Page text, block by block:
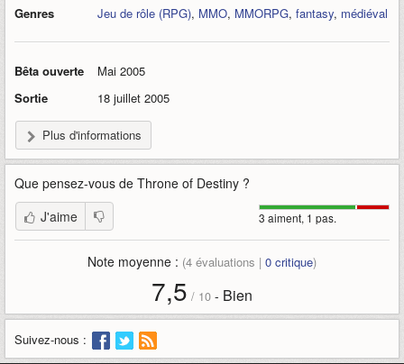
Genres
Jeu de rôle (RPG), MMO, MMORPG, fantasy, médiéval
Bêta ouverte
Mai 2005
Sortie
18 juillet 2005
Plus d'informations
Que pensez-vous de Throne of Destiny ?
3 aiment, 1 pas.
J'aime
Note moyenne : (4 évaluations | 0 critique)
7,5 / 10 - Bien
Suivez-nous :